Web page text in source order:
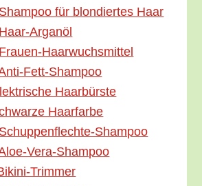
für blon­dier­tes Haar
Arganöl
Haarwuchsmittel
Fett-Shampoo
Haarbürste
Haarfarbe
Shampoo
Vera-Shampoo
Trimmer